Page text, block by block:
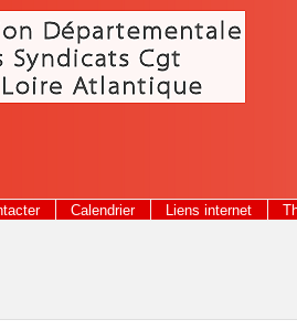
Calendrier Liens internet